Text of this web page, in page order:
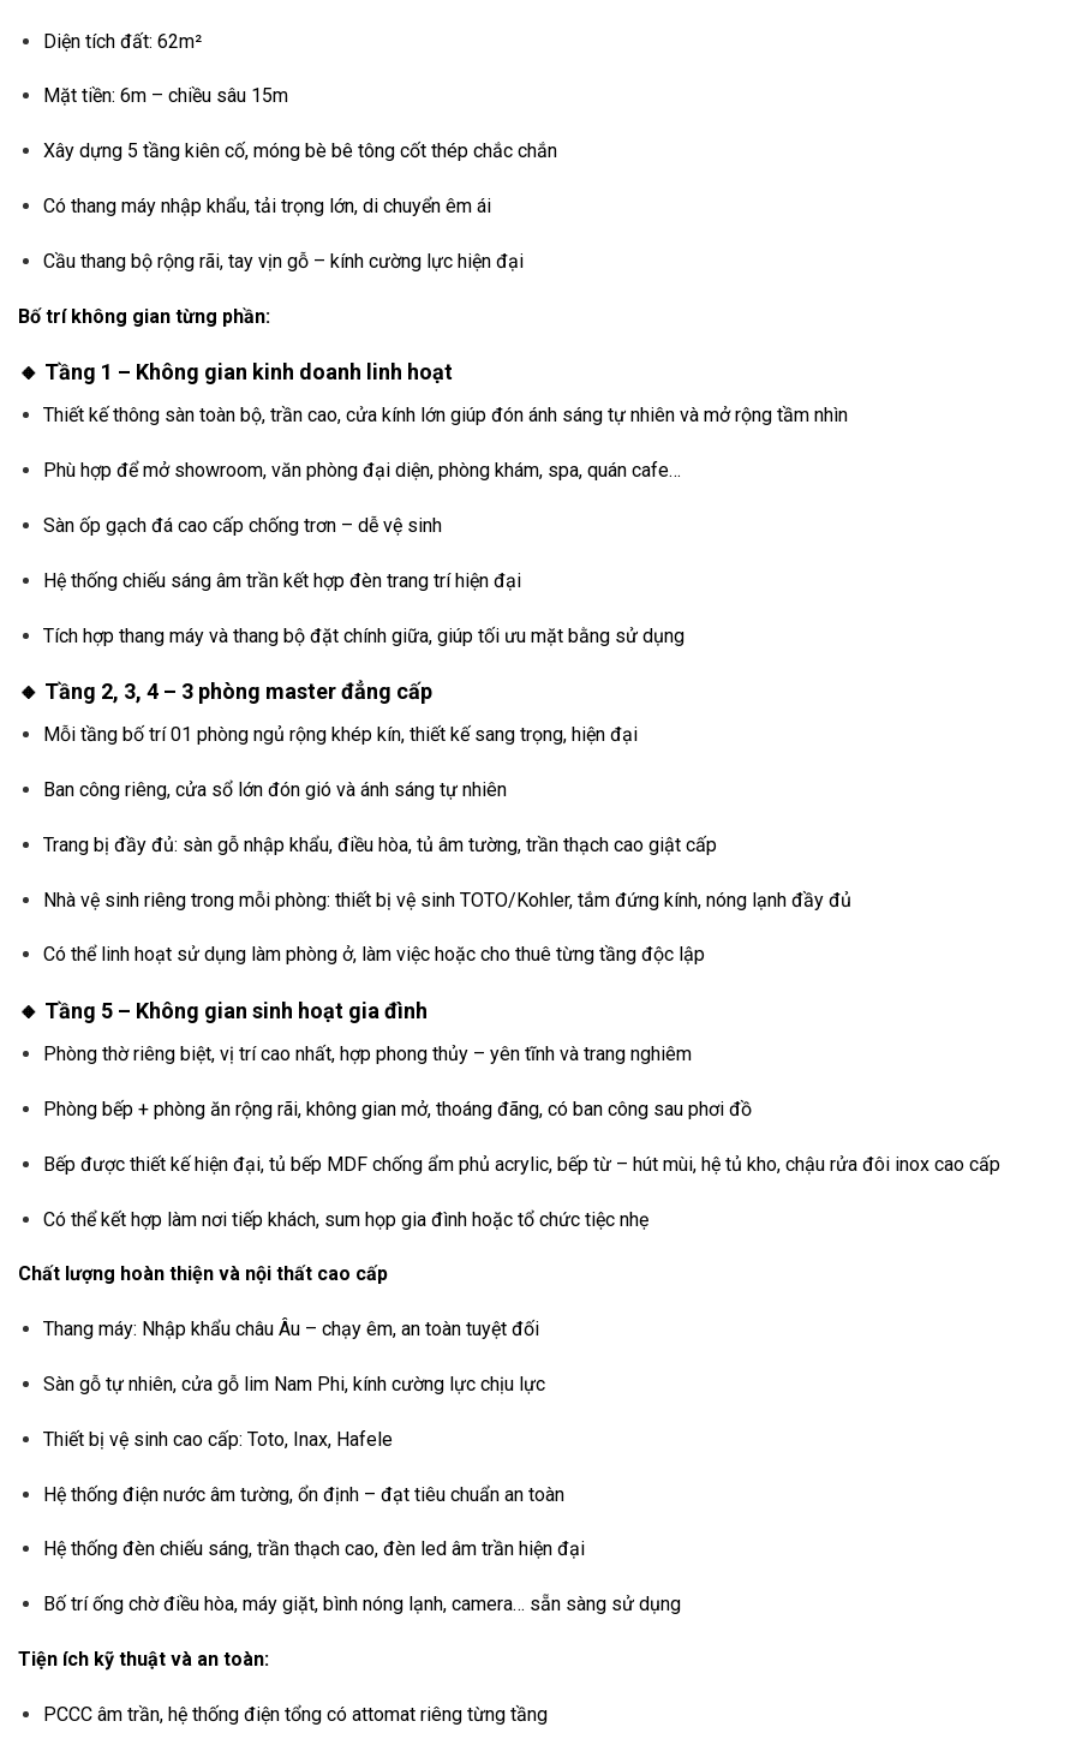
Diện tích đất: 62m²
Mặt tiền: 6m – chiều sâu 15m
Xây dựng 5 tầng kiên cố, móng bè bê tông cốt thép chắc chắn
Có thang máy nhập khẩu, tải trọng lớn, di chuyển êm ái
Cầu thang bộ rộng rãi, tay vịn gỗ – kính cường lực hiện đại
Bố trí không gian từng phần:
🔸 Tầng 1 – Không gian kinh doanh linh hoạt
Thiết kế thông sàn toàn bộ, trần cao, cửa kính lớn giúp đón ánh sáng tự nhiên và mở rộng tầm nhìn
Phù hợp để mở showroom, văn phòng đại diện, phòng khám, spa, quán cafe…
Sàn ốp gạch đá cao cấp chống trơn – dễ vệ sinh
Hệ thống chiếu sáng âm trần kết hợp đèn trang trí hiện đại
Tích hợp thang máy và thang bộ đặt chính giữa, giúp tối ưu mặt bằng sử dụng
🔸 Tầng 2, 3, 4 – 3 phòng master đẳng cấp
Mỗi tầng bố trí 01 phòng ngủ rộng khép kín, thiết kế sang trọng, hiện đại
Ban công riêng, cửa sổ lớn đón gió và ánh sáng tự nhiên
Trang bị đầy đủ: sàn gỗ nhập khẩu, điều hòa, tủ âm tường, trần thạch cao giật cấp
Nhà vệ sinh riêng trong mỗi phòng: thiết bị vệ sinh TOTO/Kohler, tắm đứng kính, nóng lạnh đầy đủ
Có thể linh hoạt sử dụng làm phòng ở, làm việc hoặc cho thuê từng tầng độc lập
🔸 Tầng 5 – Không gian sinh hoạt gia đình
Phòng thờ riêng biệt, vị trí cao nhất, hợp phong thủy – yên tĩnh và trang nghiêm
Phòng bếp + phòng ăn rộng rãi, không gian mở, thoáng đãng, có ban công sau phơi đồ
Bếp được thiết kế hiện đại, tủ bếp MDF chống ẩm phủ acrylic, bếp từ – hút mùi, hệ tủ kho, chậu rửa đôi inox cao cấp
Có thể kết hợp làm nơi tiếp khách, sum họp gia đình hoặc tổ chức tiệc nhẹ
Chất lượng hoàn thiện và nội thất cao cấp
Thang máy: Nhập khẩu châu Âu – chạy êm, an toàn tuyệt đối
Sàn gỗ tự nhiên, cửa gỗ lim Nam Phi, kính cường lực chịu lực
Thiết bị vệ sinh cao cấp: Toto, Inax, Hafele
Hệ thống điện nước âm tường, ổn định – đạt tiêu chuẩn an toàn
Hệ thống đèn chiếu sáng, trần thạch cao, đèn led âm trần hiện đại
Bố trí ống chờ điều hòa, máy giặt, bình nóng lạnh, camera… sẵn sàng sử dụng
Tiện ích kỹ thuật và an toàn:
PCCC âm trần, hệ thống điện tổng có attomat riêng từng tầng